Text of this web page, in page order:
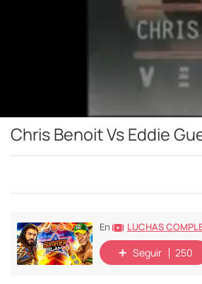
Chris Benoit Vs Eddie
En LUCHAS
Seguir 250